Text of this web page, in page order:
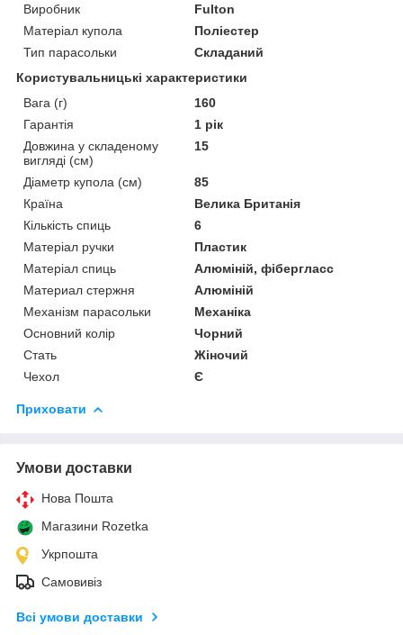
Виробник
Fulton
Матеріал купола
Поліестер
Тип парасольки
Складаний
Користувальницькі характеристики
Вага (г)
160
Гарантія
1 рік
Довжина у складеному
вигляді (см)
15
Діаметр купола (см)
85
Країна
Велика Британія
Кількість спиць
6
Матеріал ручки
Пластик
Матеріал спиць
Алюміній, фібергласс
Материал стержня
Алюміній
Механізм парасольки
Механіка
Основний колір
Чорний
Стать
Жіночий
Чехол
Є
Приховати
Умови доставки
Нова Пошта
Магазини Rozetka
Укрпошта
Самовивіз
Всі умови доставки